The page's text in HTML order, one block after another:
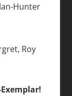
Hunter
Roy